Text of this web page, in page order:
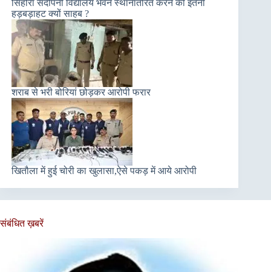
सिहोरा संदीपनी विद्यालय भवन स्थांनातरित करने की इतनी
हड़बड़ाहट क्यों साहब ?
शराब से भरी बोरियां छोड़कर आरोपी फरार
खितौला में हुई चोरी का खुलासा,ऐसे पकड़ में आये आरोपी
संबंधित ख़बरें